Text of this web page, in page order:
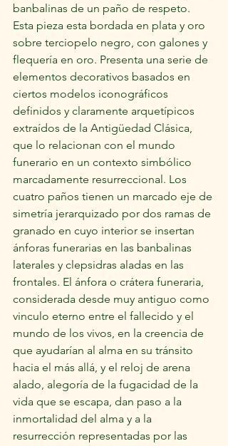
banbalinas de un paño de respeto.
Esta pieza esta bordada en plata y oro
sobre terciopelo negro, con galones y
flequería en oro. Presenta una serie de
elementos decorativos basados en
ciertos modelos iconográficos
definidos y claramente arquetípicos
extraídos de la Antigüedad Clásica,
que lo relacionan con el mundo
funerario en un contexto simbólico
marcadamente resurreccional. Los
cuatro paños tienen un marcado eje de
simetría jerarquizado por dos ramas de
granado en cuyo interior se insertan
ánforas funerarias en las banbalinas
laterales y clepsidras aladas en las
frontales. El ánfora o crátera funeraria,
considerada desde muy antiguo como
vinculo eterno entre el fallecido y el
mundo de los vivos, en la creencia de
que ayudarían al alma en su tránsito
hacia el más allá, y el reloj de arena
alado, alegoría de la fugacidad de la
vida que se escapa, dan paso a la
inmortalidad del alma y a la
resurrección representadas por las